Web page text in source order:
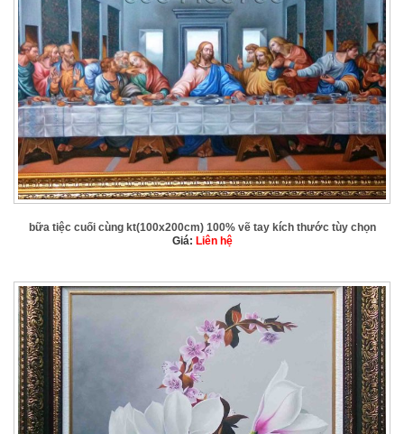
bữa tiệc cuối cùng kt(100x200cm) 100% vẽ tay kích thước tùy chọn
Giá: Liên hệ